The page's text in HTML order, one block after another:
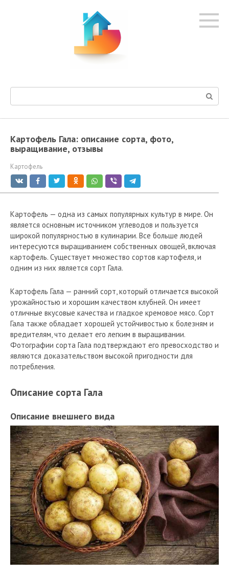
Картофель Гала: описание сорта, фото,
выращивание, отзывы
Картофель
Картофель — одна из самых популярных культур в мире. Он
является основным источником углеводов и пользуется
широкой популярностью в кулинарии. Все больше людей
интересуются выращиванием собственных овощей, включая
картофель. Существует множество сортов картофеля, и
одним из них является сорт Гала.
Картофель Гала — ранний сорт, который отличается высокой
урожайностью и хорошим качеством клубней. Он имеет
отличные вкусовые качества и гладкое кремовое мясо. Сорт
Гала также обладает хорошей устойчивостью к болезням и
вредителям, что делает его легким в выращивании.
Фотографии сорта Гала подтверждают его превосходство и
являются доказательством высокой пригодности для
потребления.
Описание сорта Гала
Описание внешнего вида